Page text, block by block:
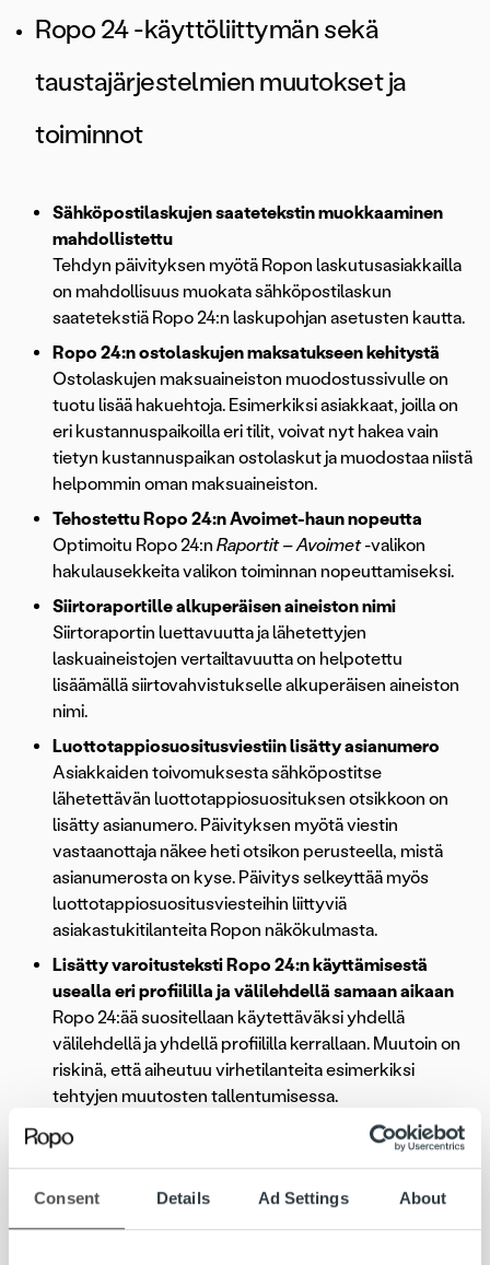
Consent Details Ad Settings About
Ropo 24 -käyttöliittymän sekä
taustajärjestelmien muutokset ja
toiminnot
Sähköpostilaskujen saatetekstin muokkaaminen
mahdollistettu
Tehdyn päivityksen myötä Ropon laskutusasiakkailla
on mahdollisuus muokata sähköpostilaskun
saatetekstiä Ropo 24:n laskupohjan asetusten kautta.
Ropo 24:n ostolaskujen maksatukseen kehitystä
Ostolaskujen maksuaineiston muodostussivulle on
tuotu lisää hakuehtoja. Esimerkiksi asiakkaat, joilla on
eri kustannuspaikoilla eri tilit, voivat nyt hakea vain
tietyn kustannuspaikan ostolaskut ja muodostaa niistä
helpommin oman maksuaineiston.
Tehostettu Ropo 24:n Avoimet-haun nopeutta
Optimoitu Ropo 24:n Raportit – Avoimet-valikon
hakulausekkeita valikon toiminnan nopeuttamiseksi.
Siirtoraportille alkuperäisen aineiston nimi
Siirtoraportin luettavuutta ja lähetettyjen
laskuaineistojen vertailtavuutta on helpotettu
lisäämällä siirtovahvistukselle alkuperäisen aineiston
nimi.
Luottotappiosuositusviestiin lisätty asianumero
Asiakkaiden toivomuksesta sähköpostitse
lähetettävän luottotappiosuosituksen otsikkoon on
lisätty asianumero. Päivityksen myötä viestin
vastaanottaja näkee heti otsikon perusteella, mistä
asianumerosta on kyse. Päivitys selkeyttää myös
luottotappiosuositusviesteihin liittyviä
asiakastukitilanteita Ropon näkökulmasta.
Lisätty varoitusteksti Ropo 24:n käyttämisestä
usealla eri profiililla ja välilehdellä samaan aikaan
Ropo 24:ää suositellaan käytettäväksi yhdellä
välilehdellä ja yhdellä profiililla kerrallaan. Muutoin on
riskinä, että aiheutuu virhetilanteita esimerkiksi
tehtyjen muutosten tallentumisessa.
varoitustekstillä.
Muita päivityksiä: Ropon sisäiset